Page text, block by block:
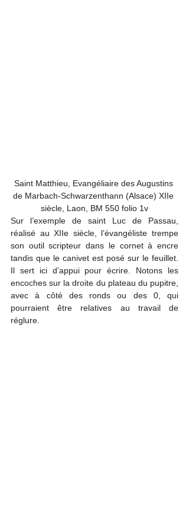
Saint Matthieu, Evangéliaire des Augustins
de Marbach-Schwarzenthann (Alsace) XIIe
siècle, Laon, BM 550 folio 1v
Sur l’exemple de saint Luc de Passau,
réalisé au XIIe siècle, l’évangéliste trempe
son outil scripteur dans le cornet à encre
tandis que le canivet est posé sur le feuillet.
Il sert ici d’appui pour écrire. Notons les
encoches sur la droite du plateau du pupitre,
avec à côté des ronds ou des 0, qui
pourraient être relatives au travail de
réglure.